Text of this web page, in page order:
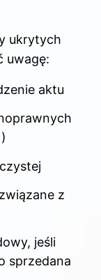
ukrytych
uwagę:
aktu
z
jeśli
sprzedana